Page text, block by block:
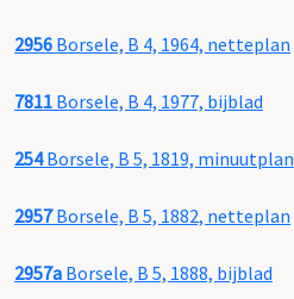
2956 Borsele, B 4, 1964, netteplan
7811 Borsele, B 4, 1977, bijblad
254Borsele, B 5, 1819, minuutplan
2957Borsele, B 5, 1882, netteplan
2957a Borsele, B 5, 1888, bijblad